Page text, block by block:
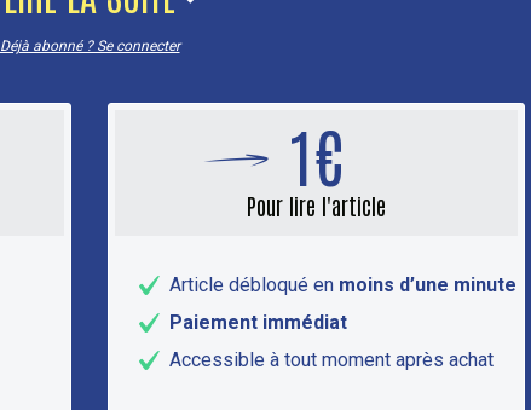
Déjà abonné ? Se connecter
1€
Pour lire l'article
Article débloqué en moins d’une minute
Paiement immédiat
Accessible à tout moment après achat